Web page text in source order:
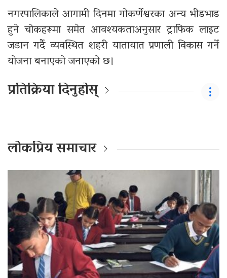
नगरपालिकाले आगामी दिनमा गोकर्णेश्वरका अन्य भीडभाड
हुने चोकहरूमा समेत आवश्यकताअनुसार ट्राफिक लाइट
जडान गर्दै व्यवस्थित शहरी यातायात प्रणाली विकास गर्ने
योजना बनाएको जनाएको छ।
प्रतिक्रिया दिनुहोस्
लोकप्रिय समाचार